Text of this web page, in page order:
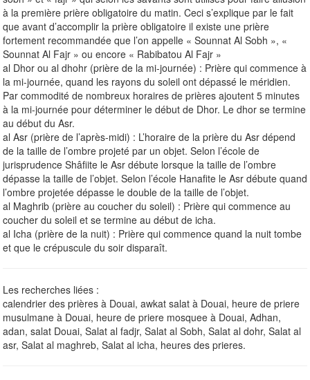
à la première prière obligatoire du matin. Ceci s’explique par le fait
que avant d’accomplir la prière obligatoire il existe une prière
fortement recommandée que l’on appelle « Sounnat Al Sobh », «
Sounnat Al Fajr » ou encore « Rabibatou Al Fajr »
al Dhor ou al dhohr (prière de la mi-journée) : Prière qui commence à
la mi-journée, quand les rayons du soleil ont dépassé le méridien.
Par commodité de nombreux horaires de prières ajoutent 5 minutes
à la mi-journée pour déterminer le début de Dhor. Le dhor se termine
au début du Asr.
al Asr (prière de l’après-midi) : L’horaire de la prière du Asr dépend
de la taille de l’ombre projeté par un objet. Selon l’école de
jurisprudence Shâfiite le Asr débute lorsque la taille de l’ombre
dépasse la taille de l’objet. Selon l’école Hanafite le Asr débute quand
l’ombre projetée dépasse le double de la taille de l’objet.
al Maghrib (prière au coucher du soleil) : Prière qui commence au
coucher du soleil et se termine au début de icha.
al Icha (prière de la nuit) : Prière qui commence quand la nuit tombe
et que le crépuscule du soir disparaît.
Les recherches liées :
calendrier des prières à Douai, awkat salat à Douai, heure de priere
musulmane à Douai, heure de priere mosquee à Douai, Adhan,
adan, salat Douai, Salat al fadjr, Salat al Sobh, Salat al dohr, Salat al
asr, Salat al maghreb, Salat al icha, heures des prieres.